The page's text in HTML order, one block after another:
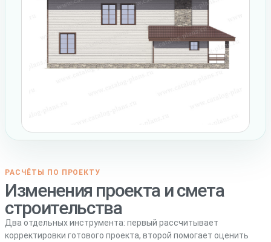
РАСЧЁТЫ ПО ПРОЕКТУ
Изменения проекта и смета
строительства
Два отдельных инструмента: первый рассчитывает
корректировки готового проекта, второй помогает оценить